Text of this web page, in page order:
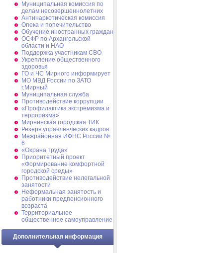
Муниципальная комиссия по
делам несовершеннолетних
Антинаркотическая комиссия
Опека и попечительство
Обучение иностранных граждан
ОСФР по Архангельской
области и НАО
Поддержка участникам СВО
Укрепление общественного
здоровья
ГО и ЧС Мирного информирует
МО МВД России по ЗАТО
г.Мирный
Муниципальная cлужба
Противодействие коррупции
«Профилактика экстремизма и
терроризма»
Мирнинская городская ТИК
Резерв управленческих кадров
Межрайонная ИФНС России №
6
«Охрана труда»
Приоритетный проект
«Формирование комфортной
городской среды»
Противодействие нелегальной
занятости
Неформальная занятость и
работники предпенсионного
возраста
Территориальное
общественное самоуправление
Дополнительная информация